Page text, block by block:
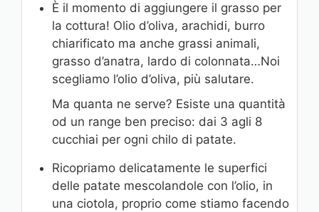
È il momento di aggiungere il grasso per
la cottura! Olio d’oliva, arachidi, burro
chiarificato ma anche grassi animali,
grasso d’anatra, lardo di colonnata…Noi
scegliamo l’olio d’oliva, più salutare.
Ma quanta ne serve? Esiste una quantità
od un range ben preciso: dai 3 agli 8
cucchiai per ogni chilo di patate.
Ricopriamo delicatamente le superfici
delle patate mescolandole con l’olio, in
una ciotola, proprio come stiamo facendo